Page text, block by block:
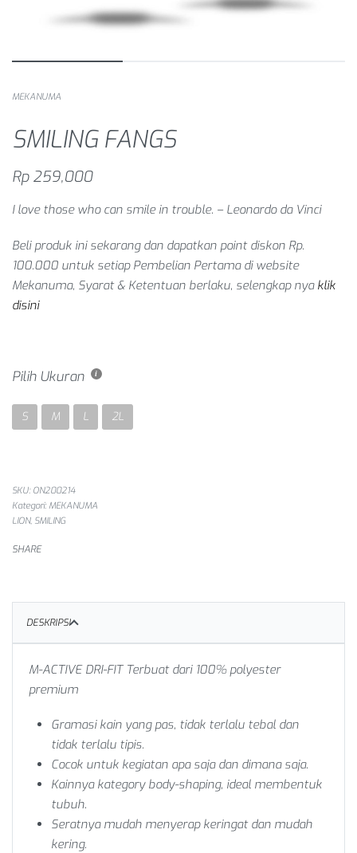
MEKANUMA
SMILING FANGS
Rp 259,000
I love those who can smile in trouble. – Leonardo da Vinci
Beli produk ini sekarang dan dapatkan point diskon Rp.
100.000 untuk setiap Pembelian Pertamadi website
Mekanuma, Syarat & Ketentuan berlaku, selengkap nya klik
disini
Pilih Ukuran
S M L 2L
SKU: ON200214
Kategori:MEKANUMA
LION, SMILING
SHARE
DESKRIPSI
M-ACTIVE DRI-FITTerbuat dari 100% polyester
premium
Gramasi kain yang pas, tidak terlalu tebal dan
tidak terlalu tipis.
Cocok untuk kegiatan apa saja dan dimana saja.
Kainnya kategory body-shaping, ideal membentuk
tubuh.
Seratnya mudah menyerap keringat dan mudah
kering.